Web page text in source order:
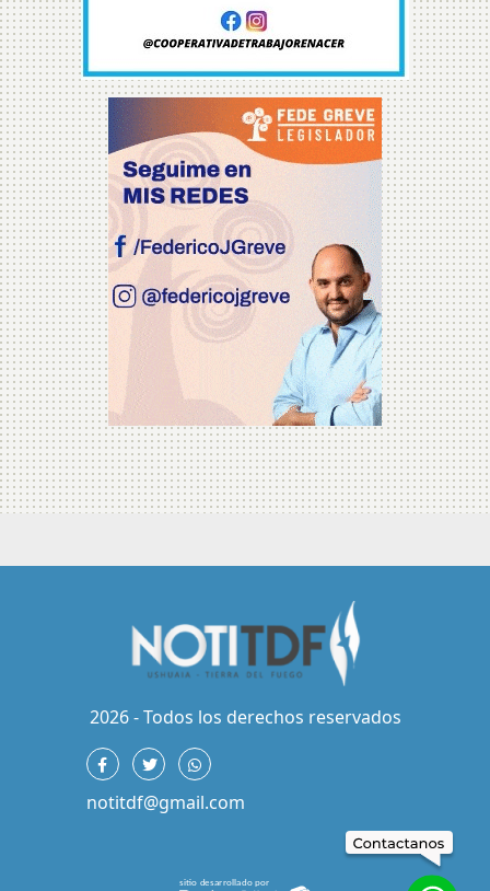
2026 - Todos los derechos reservados
notitdf@gmail.com